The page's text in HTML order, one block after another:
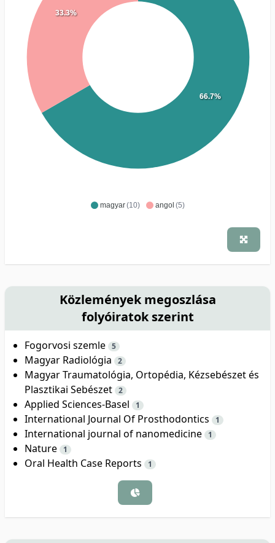
magyar(10) angol (5)
66.7%
33.3%
Közlemények megoszlása
folyóiratok szerint
Fogorvosi szemle 5
Magyar Radiológia 2
Magyar Traumatológia, Ortopédia, Kézsebészet és
Plasztikai Sebészet 2
Applied Sciences-Basel 1
International Journal Of Prosthodontics 1
International journal of nanomedicine 1
Nature 1
Oral Health Case Reports 1